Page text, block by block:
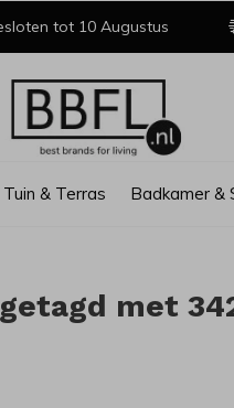
Tuin & Terras Badkamer &
tot 10 Augustus
met